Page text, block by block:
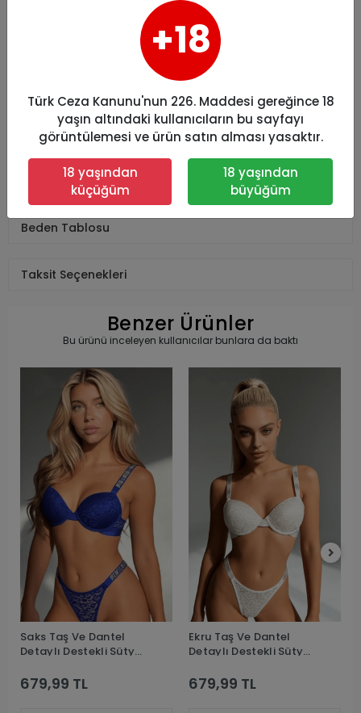
*Faturanızın kargo poşetine konulmasını
istemiyorsanız bizimle iletişime geçebilirsiniz ya da
sipariş notlarına yazabilirsiniz.
Teslimat Bilgileri
İade ve Değişim
Beden Tablosu
Taksit Seçenekleri
Benzer Ürünler
Bu ürünü inceleyen kullanıcılar bunlara da baktı
Saks Taş Ve Dantel
Detaylı Destekli Sütyen
679,99 TL
Ekru Taş Ve Dantel
Detaylı Destekli Sütyen
679,99 TL
+18
Türk Ceza Kanunu'nun 226. Maddesi gereğince 18
yaşın altındaki kullanıcıların bu sayfayı
görüntülemesi ve ürün satın alması yasaktır.
18 yaşından
küçüğüm
18 yaşından
büyüğüm